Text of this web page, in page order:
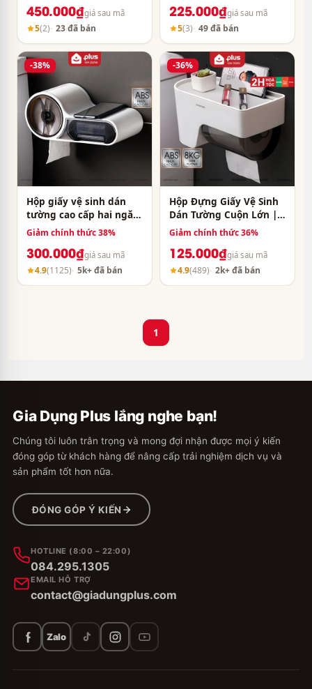
Nước, Không Gỉ Sét
450.000₫giá sau mã
5(2) 23 đã bán
Không Gỉ Cao Cấp
LTENG
225.000₫giá sau mã
5(3) 49 đã bán
-38%
Hộp giấy vệ sinh dán
tường cao cấp hai ngăn
đa năng cao cấp
Giảm chính thức 38%
300.000₫giá sau mã
4.9(1125) 5k+ đã bán
-36%
Hộp Đựng Giấy Vệ Sinh
Dán Tường Cuộn Lớn |
Cuộn Giấy Vuông & Tròn
Đựng Đồ Đa Năng
Giảm chính thức 36%
125.000₫giá sau mã
4.9(489) 2k+ đã bán
1
Gia Dụng Plus lắng nghe bạn!
Chúng tôi luôn trân trọng và mong đợi nhận được mọi ý kiến
đóng góp từ khách hàng để nâng cấp trải nghiệm dịch vụ và
sản phẩm tốt hơn nữa.
ĐÓNG GÓP Ý KIẾN
HOTLINE (8:00 – 22:00)
084.295.1305
EMAIL HỖ TRỢ
contact@giadungplus.com
Zalo